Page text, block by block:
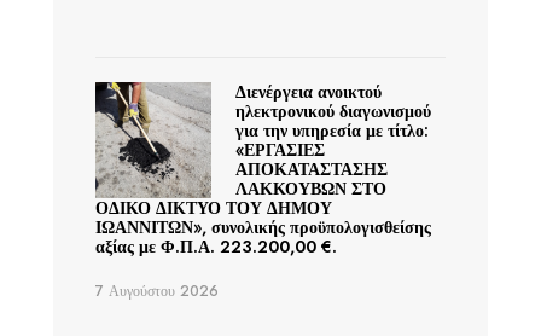
Διενέργεια ανοικτού
ηλεκτρονικού διαγωνισμού
για την υπηρεσία με τίτλο:
«ΕΡΓΑΣΙΕΣ
ΑΠΟΚΑΤΑΣΤΑΣΗΣ
ΛΑΚΚΟΥΒΩΝ ΣΤΟ
ΟΔΙΚΟ ΔΙΚΤΥΟ ΤΟΥ ΔΗΜΟΥ
ΙΩΑΝΝΙΤΩΝ», συνολικής προϋπολογισθείσης
αξίας με Φ.Π.Α. 223.200,00 €.
7 Αυγούστου 2026